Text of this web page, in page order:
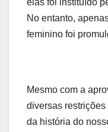
elas foi instituído
No entanto,
feminino foi
Mesmo com a
diversas
da história do